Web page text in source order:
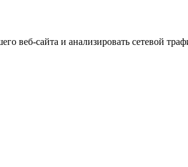
веб-сайта и анализировать сетевой